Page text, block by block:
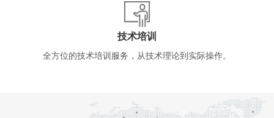
技术培训
全方位的技术培训服务，从技术理论到实际操作。